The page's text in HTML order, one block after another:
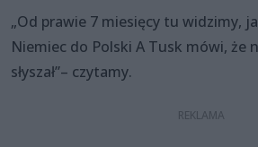
„Od prawie 7 miesięcy tu widzimy,
Niemiec do Polski A Tusk mówi, że
słyszał”– czytamy.